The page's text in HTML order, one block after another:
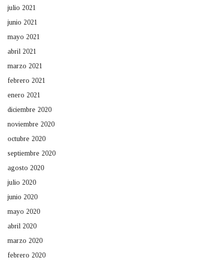
julio 2021
junio 2021
mayo 2021
abril 2021
marzo 2021
febrero 2021
enero 2021
diciembre 2020
noviembre 2020
octubre 2020
septiembre 2020
agosto 2020
julio 2020
junio 2020
mayo 2020
abril 2020
marzo 2020
febrero 2020